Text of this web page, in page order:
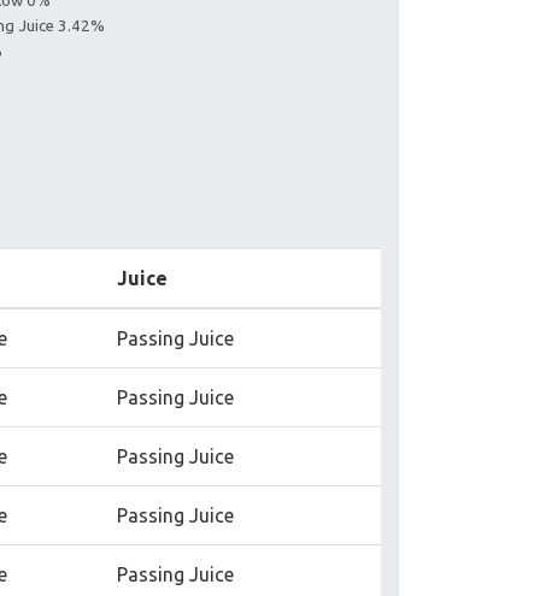
Juice 3.42%
Juice
Passing Juice
Passing Juice
Passing Juice
Passing Juice
Passing Juice